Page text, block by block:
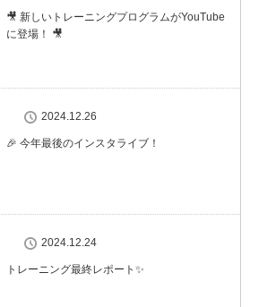
🎥 新しいトレーニングプログラムがYouTube
に登場！ 🎥
2024.12.26
🎉 今年最後のインスタライブ！
2024.12.24
トレーニング最終レポート✨